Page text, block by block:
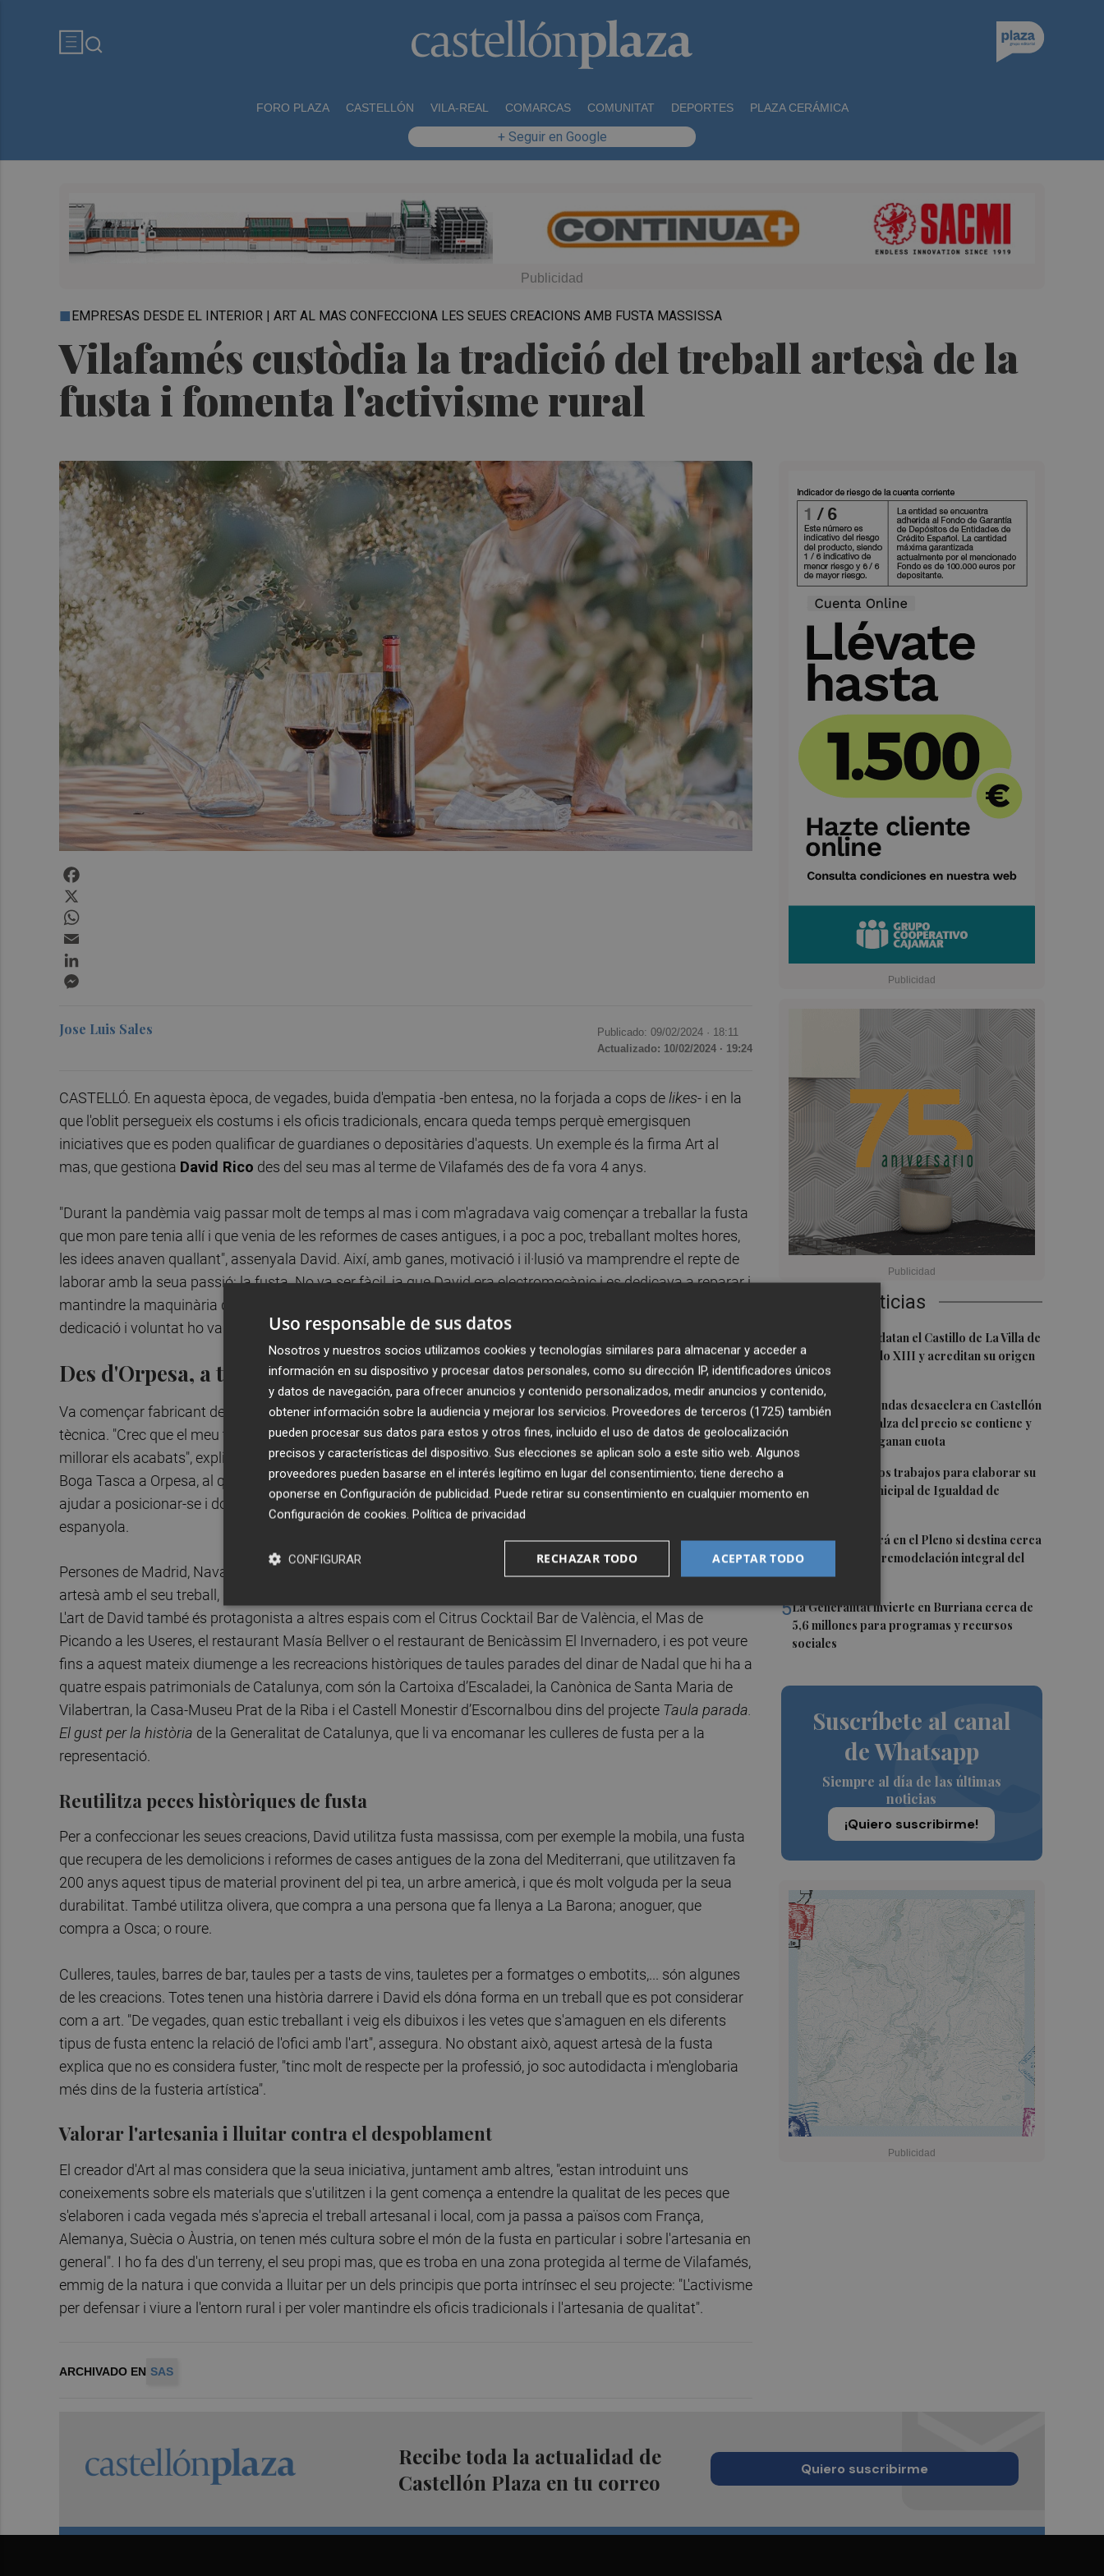
FORO PLAZA CASTELLÓN VILA-REAL COMARCAS COMUNITAT DEPORTES PLAZA CERÁMICA
+ Seguir en Google
Vilafamés custòdia la tradició del treball artesà de la
fusta i fomenta l'activisme rural
EMPRESAS DESDE EL INTERIOR | ART AL MAS CONFECCIONA LES SEUES CREACIONS AMB FUSTA MASSISSA
Últimas Noticias
1
Investigadores datan el Castillo de La Villa de
El Toro en el siglo XIII y acreditan su origen
cristiano
2La venta de viviendas desacelera en Castellón
y cae un 15%: el alza del precio se contiene y
los extranjeros ganan cuota
3
Vila-real inicia los trabajos para elaborar su
primer Plan Municipal de Igualdad de
4Burriana decidirá en el Pleno si destina cerca
de un millón a la remodelación integral del
Camí Fondo
5La Generalitat invierte en Burriana cerca de
5,6 millones para programas y recursos
sociales
Suscríbete al canal
de Whatsapp
Siempre al día de las últimas
noticias
¡Quiero suscribirme!
Jose Luis Sales Publicado: 09/02/2024 · 18:11
Actualizado: 10/02/2024 · 19:24
CASTELLÓ. En aquesta època, de vegades, buida d'empatia -ben entesa, no la forjada a cops delikes- i en la
que l'oblit persegueix els costums i els oficis tradicionals, encara queda temps perquè emergisquen
iniciatives que es poden qualificar de guardianes o depositàries d'aquests. Un exemple és la firma Art al
mas, que gestiona David Rico des del seu mas al terme de Vilafamés des de fa vora 4 anys.
"Durant la pandèmia vaig passar molt de temps al mas i com m'agradava vaig començar a treballar la fusta
que mon pare tenia allí i que venia de les reformes de cases antigues, i a poc a poc, treballant moltes hores,
les idees anaven quallant", assenyala David. Així, amb ganes, motivació i il·lusió va mamprendre el repte de
laborar amb la seua passió: la fusta. No va ser fàcil, ja que David era electromecànic i es dedicava a reparar i
mantindre la maquinària de les empreses ubicades a la zona i no tenia experiència en el sector, però la seua
dedicació i voluntat ho va fer possible.
Des d'Orpesa, a tota Espanya
Va començar fabricant de forma artesanal culleres i taules i amb el temps ha anat perfeccionant la seua
tècnica. "Crec que el meu treball d'electromecànic, que requeria bastant habilitat i precisió m'ha ajudat a
millorar els acabats", explica. La primera comanda va arribar de mans d'un amic que va obrir el restaurant
Boga Tasca a Orpesa, al qual li va confeccionar la barra i les taules. El boca a boca i les xarxes socials el van
ajudar a posicionar-se i donar-se a conéixer i els resultats del treball es van estendre arreu de la geografia
espanyola.
Persones de Madrid, Navarra, València o Barcelona ja tenen a casa peces úniques que realitza aquest
artesà amb el seu treball, que amaga un estil rústic i orgànic que aposta per mantindre els colors naturals.
L'art de David també és protagonista a altres espais com el Citrus Cocktail Bar de València, el Mas de
Picando a les Useres, el restaurant Masía Bellver o el restaurant de Benicàssim El Invernadero, i es pot veure
fins a aquest mateix diumenge a les recreacions històriques de taules parades del dinar de Nadal que hi ha a
quatre espais patrimonials de Catalunya, com són la Cartoixa d’Escaladei, la Canònica de Santa Maria de
Vilabertran, la Casa-Museu Prat de la Riba i el Castell Monestir d’Escornalbou dins del projecte Taula parada.
El gust per la història de la Generalitat de Catalunya, que li va encomanar les culleres de fusta per a la
representació.
Reutilitza peces històriques de fusta
Per a confeccionar les seues creacions, David utilitza fusta massissa, com per exemple la mobila, una fusta
que recupera de les demolicions i reformes de cases antigues de la zona del Mediterrani, que utilitzaven fa
200 anys aquest tipus de material provinent del pi tea, un arbre americà, i que és molt volguda per la seua
durabilitat. També utilitza olivera, que compra a una persona que fa llenya a La Barona; anoguer, que
compra a Osca; o roure.
Culleres, taules, barres de bar, taules per a tasts de vins, tauletes per a formatges o embotits,... són algunes
de les creacions. Totes tenen una història darrere i David els dóna forma en un treball que es pot considerar
com a art. "De vegades, quan estic treballant i veig els dibuixos i les vetes que s'amaguen en els diferents
tipus de fusta entenc la relació de l'ofici amb l'art", assegura. No obstant això, aquest artesà de la fusta
explica que no es considera fuster, "tinc molt de respecte per la professió, jo soc autodidacta i m'englobaria
més dins de la fusteria artística".
Valorar l'artesania i lluitar contra el despoblament
El creador d'Art al mas considera que la seua iniciativa, juntament amb altres, "estan introduint uns
coneixements sobre els materials que s'utilitzen i la gent comença a entendre la qualitat de les peces que
s'elaboren i cada vegada més s'aprecia el treball artesanal i local, com ja passa a països com França,
Alemanya, Suècia o Àustria, on tenen més cultura sobre el món de la fusta en particular i sobre l'artesania en
general". I ho fa des d'un terreny, el seu propi mas, que es troba en una zona protegida al terme de Vilafamés,
emmig de la natura i que convida a lluitar per un dels principis que porta intrínsec el seu projecte: "L'activisme
per defensar i viure a l'entorn rural i per voler mantindre els oficis tradicionals i l'artesania de qualitat".
ARCHIVADO EN SAS
Recibe toda la actualidad de
Castellón Plaza en tu correo
Quiero suscribirme
Uso responsable de sus datos
Nosotros y nuestros socios utilizamos cookies y tecnologías similares para almacenar y acceder a
información en su dispositivo y procesar datos personales, como su dirección IP, identificadores únicos
y datos de navegación, para ofrecer anuncios y contenido personalizados, medir anuncios y contenido,
obtener información sobre la audiencia y mejorar los servicios. Proveedores de terceros (1725) también
pueden procesar sus datos para estos y otros fines, incluido el uso de datos de geolocalización
precisos y características del dispositivo. Sus elecciones se aplican solo a este sitio web. Algunos
proveedores pueden basarse en el interés legítimo en lugar del consentimiento; tiene derecho a
oponerse en Configuración de publicidad. Puede retirar su consentimiento en cualquier momento en
Configuración de cookies. Política de privacidad
ACEPTAR TODO
RECHAZAR TODO
CONFIGURAR